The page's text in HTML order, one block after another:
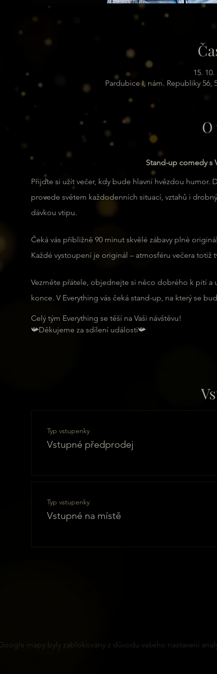
15. 10.
Pardubice I, nám. Republiky 56,
Stand-up comedy s
Přijďte si užít večer, kdy bude hlavní hvězdou
provede světem každodenních situací, vztahů i
dávkou vtipu.
Čeká vás přibližně 90 minut skvělé zábavy plné
Každé vystoupení je originál – atmosféru večera
Vezměte přátele, objednejte si něco dobrého k pití a
konce. V Everything vás čeká stand-up, na který se
Celý tým Everything se těší na Vaši návštěvu!
📯Děkujeme za sdílení události📯
Typ vstupenky
Vstupné předprodej
Typ vstupenky
Vstupné na místě
mapy byly zablokovány z důvodu vašeho nastavení